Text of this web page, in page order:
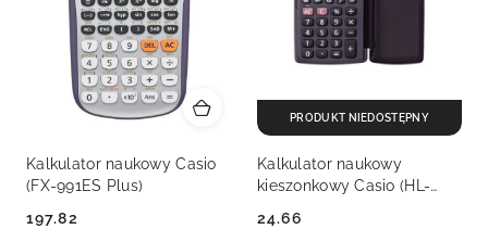
Kalkulator naukowy Casio
(FX-991ES Plus)
197.82
Kalkulator naukowy
kieszonkowy Casio (HL-
24.66
PRODUKT NIEDOSTĘPNY